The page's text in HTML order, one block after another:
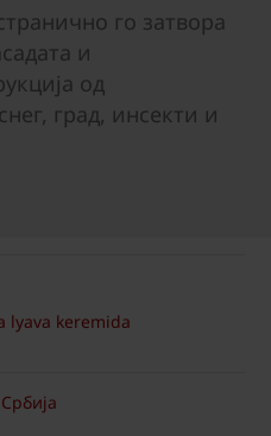
го затвора
и
од
град, инсекти и
lyava keremida